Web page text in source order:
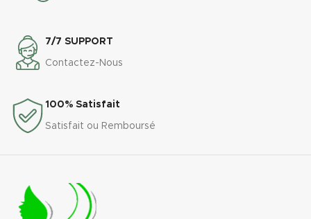
7/7 SUPPORT
Contactez-Nous
100% Satisfait
Satisfait ou Remboursé